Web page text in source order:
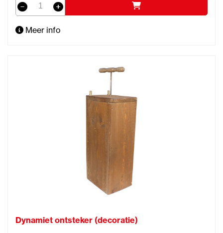
Meer info
Dynamiet ontsteker (decoratie)